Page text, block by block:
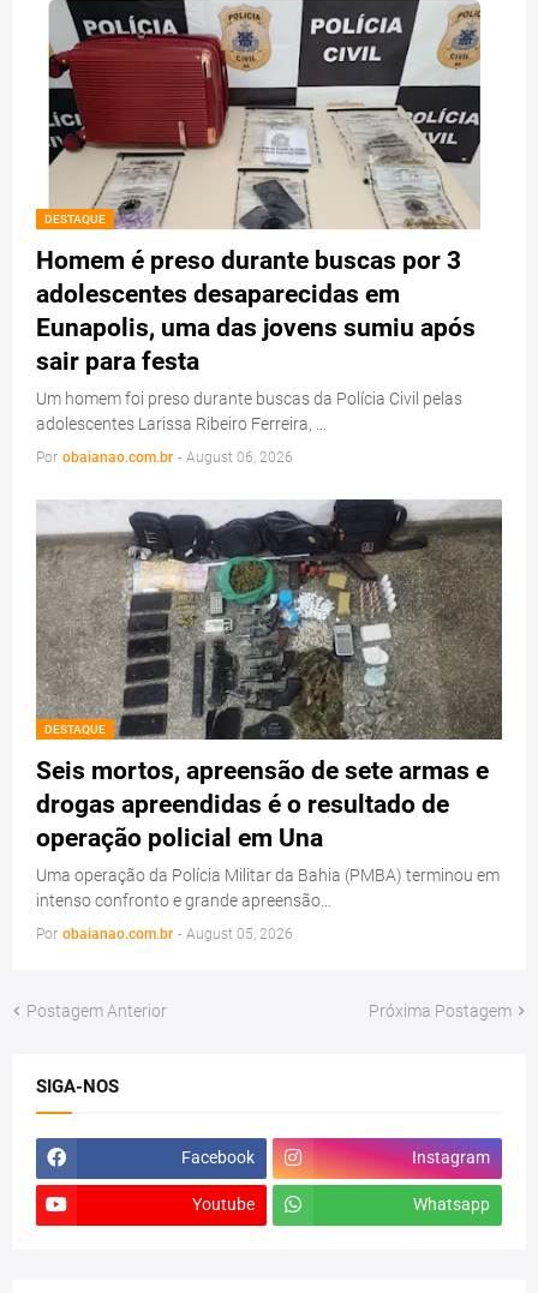
DESTAQUE
Homem é preso durante buscas por 3
adolescentes desaparecidas em
Eunapolis, uma das jovens sumiu após
sair para festa
Um homem foi preso durante buscas da Polícia Civil pelas
adolescentes Larissa Ribeiro Ferreira, …
Por obaianao.com.br - August 06, 2026
DESTAQUE
Seis mortos, apreensão de sete armas e
drogas apreendidas é o resultado de
operação policial em Una
Uma operação da Polícia Militar da Bahia (PMBA) terminou em
intenso confronto e grande apreensão…
Por obaianao.com.br - August 05, 2026
Postagem Anterior Próxima Postagem
SIGA-NOS
Facebook Instagram
Youtube Whatsapp